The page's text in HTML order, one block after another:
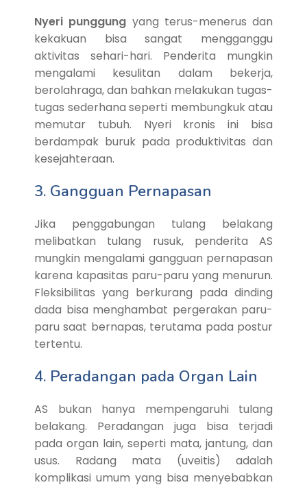
Nyeri punggung yang terus-menerus dan
kekakuan bisa sangat mengganggu
aktivitas sehari-hari. Penderita mungkin
mengalami kesulitan dalam bekerja,
berolahraga, dan bahkan melakukan tugas-
tugas sederhana seperti membungkuk atau
memutar tubuh. Nyeri kronis ini bisa
berdampak buruk pada produktivitas dan
kesejahteraan.
3. Gangguan Pernapasan
Jika penggabungan tulang belakang
melibatkan tulang rusuk, penderita AS
mungkin mengalami gangguan pernapasan
karena kapasitas paru-paru yang menurun.
Fleksibilitas yang berkurang pada dinding
dada bisa menghambat pergerakan paru-
paru saat bernapas, terutama pada postur
tertentu.
4. Peradangan pada Organ Lain
AS bukan hanya mempengaruhi tulang
belakang. Peradangan juga bisa terjadi
pada organ lain, seperti mata, jantung, dan
usus. Radang mata (uveitis) adalah
komplikasi umum yang bisa menyebabkan